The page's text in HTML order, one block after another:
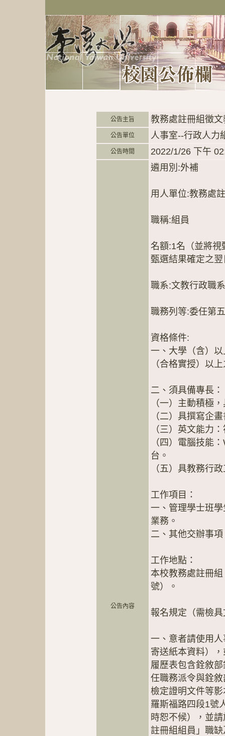
公告主旨 教務處註冊組徵
公告單位 人事室--行政人力
公告時間 2022/1/26 下午
公告內容
遴用別:外補
用人單位:教務處
職稱:組員
名額:1名（並將視
甄選結果確定之
職系:文教行政職系
職務列等:委任第
資格條件:
一、大學（含）
（合格實授）以
二、須具備專長：
（一）主動積極
（二）具撰寫企
（三）英文能力
（四）電腦技能
台。
（五）具教務行
工作項目：
一、管理學士班
業務。
二、其他交辦事項
工作地點：
本校教務處註冊
號）。
報名規定（需檢
一、意者請使用
寄送紙本資料）
履歷表包含銓敘
任職務派令與銓
檢定證明文件等
羅斯福路四段1號
時恕不候），並
註冊組組員」職